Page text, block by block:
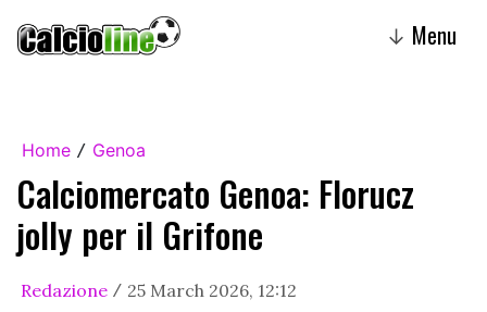
↓ Menu
Home / Genoa
Calciomercato Genoa: Florucz
jolly per il Grifone
Redazione / 25 March 2026, 12:12